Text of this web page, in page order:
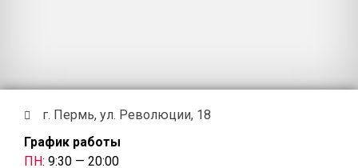
г. Пермь, ул. Революции, 18
График работы
ПН: 9:30 — 20:00